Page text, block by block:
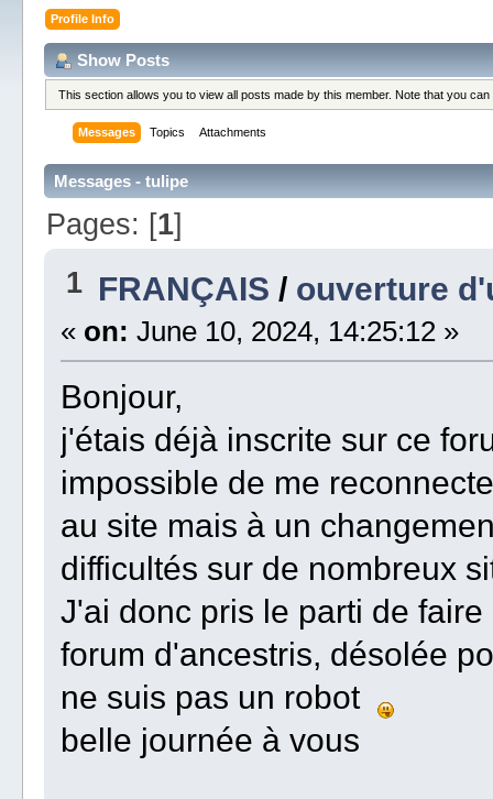
Profile Info
Show Posts
This section allows you to view all posts made by this member. Note that you
Messages Topics Attachments
Messages - tulipe
Pages: [1]
1 FRANÇAIS / ouverture
« on: June 10, 2024, 14:25:12 »
Bonjour,
j'étais déjà inscrite sur ce
impossible de me
au site mais à un
difficultés sur de nombreux
J'ai donc pris le parti de
forum d'ancestris, désolée
ne suis pas un robot
belle journée à vous